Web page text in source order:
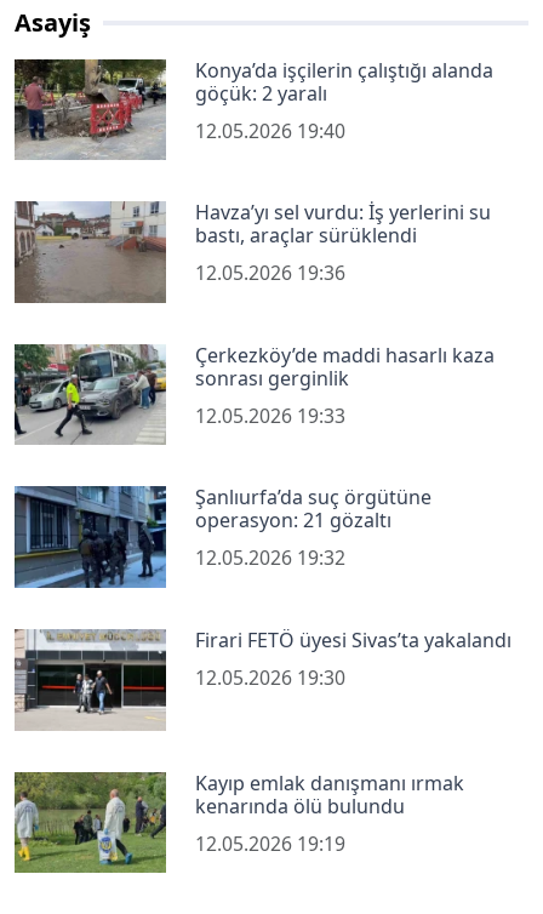
Asayiş
Konya’da işçilerin çalıştığı alanda
göçük: 2 yaralı
12.05.2026 19:40
Havza’yı sel vurdu: İş yerlerini su
bastı, araçlar sürüklendi
12.05.2026 19:36
Çerkezköy’de maddi hasarlı kaza
sonrası gerginlik
12.05.2026 19:33
Şanlıurfa’da suç örgütüne
operasyon: 21 gözaltı
12.05.2026 19:32
Firari FETÖ üyesi Sivas’ta yakalandı
12.05.2026 19:30
Kayıp emlak danışmanı ırmak
kenarında ölü bulundu
12.05.2026 19:19